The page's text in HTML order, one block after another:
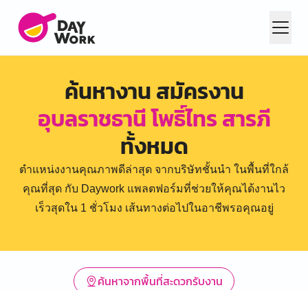
ค้นหางาน สมัครงาน
อุบลราชธานี โพธิ์ไทร สารภี
ทั้งหมด
ตำแหน่งงานคุณภาพดีล่าสุด จากบริษัทชั้นนำ ในพื้นที่ใกล้
คุณที่สุด กับ Daywork แพลตฟอร์มที่ช่วยให้คุณได้งานไว
เร็วสุดใน 1 ชั่วโมง เส้นทางต่อไปในอาชีพรอคุณอยู่
ค้นหาจากพื้นที่สะดวกรับงาน